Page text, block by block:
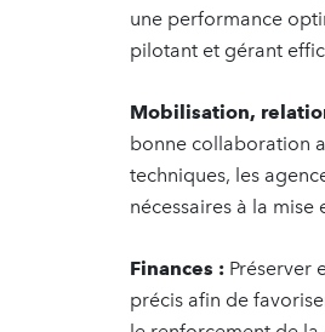
une performance
pilotant et gérant
Mobilisation,
bonne collaboration
techniques, les
nécessaires à la
Finances : Préserver
précis afin de